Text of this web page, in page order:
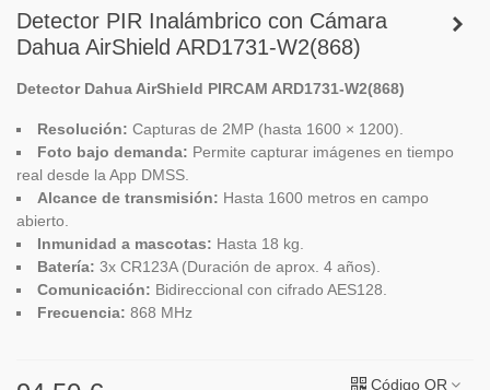
Detector PIR Inalámbrico con Cámara
Dahua AirShield ARD1731-W2(868)
Detector Dahua AirShield PIRCAM ARD1731-W2(868)
Resolución: Capturas de 2MP (hasta 1600 × 1200).
Foto bajo demanda: Permite capturar imágenes en tiempo
real desde la App DMSS.
Alcance de transmisión: Hasta 1600 metros en campo
abierto.
Inmunidad a mascotas: Hasta 18 kg.
Batería: 3x CR123A (Duración de aprox. 4 años).
Comunicación: Bidireccional con cifrado AES128.
Frecuencia: 868 MHz
Código QR